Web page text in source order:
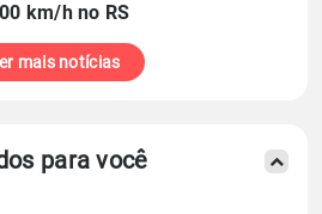
km/h no RS
mais notícias
para você